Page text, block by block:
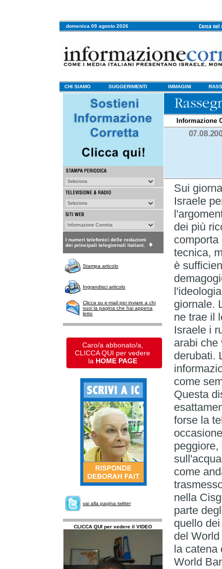
domenica 09 agosto 2026
CHI SIAMO SUGGERIMENTI IMMAGINI
I numeri telefonici delle redazioni
dei principali telegiornali italiani.
Stampa articolo
Ingrandisci articolo
Clicca su e-mail per inviare a chi
vuoi la pagina che hai appena
letto
Caro/a abbonato/a,
CLICCA QUI per vedere
la HOME PAGE
vai alla pagina twitter
CLICCA QUI per vedere il VIDEO
Informazione
Sui
Israele
dei più
tecnica,
è
giornale.
ne trae il
Israele i
arabi che
derubati.
come
Questa
forse la
come
nella
parte
quello
del
la catena
World